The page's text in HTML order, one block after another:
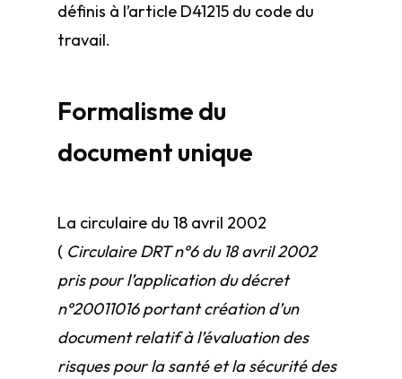
définis à l’article D4121­5 du code du
travail.
Formalisme du
document unique
La circulaire du 18 avril 2002
( Circulaire DRT n°6 du 18 avril 2002
pris pour l’application du décret
n°2001­1016 portant création d’un
document relatif à l’évaluation des
risques pour la santé et la sécurité des